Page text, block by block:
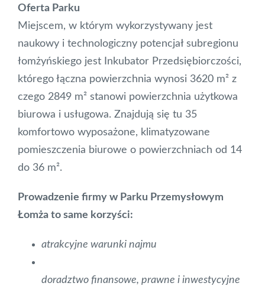
Oferta Parku
Miejscem, w którym wykorzystywany jest
naukowy i technologiczny potencjał subregionu
łomżyńskiego jest Inkubator Przedsiębiorczości,
którego łączna powierzchnia wynosi 3620 m² z
czego 2849 m² stanowi powierzchnia użytkowa
biurowa i usługowa. Znajdują się tu 35
komfortowo wyposażone, klimatyzowane
pomieszczenia biurowe o powierzchniach od 14
do 36 m².
Prowadzenie firmy w Parku Przemysłowym
Łomża to same korzyści:
atrakcyjne warunki najmu
doradztwo finansowe, prawne i inwestycyjne